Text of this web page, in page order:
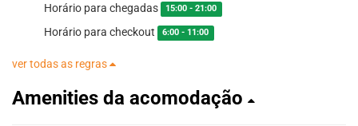
Horário para chegadas 15:00 - 21:00
Horário para checkout 6:00 - 11:00
ver todas as regras
Amenities da acomodação